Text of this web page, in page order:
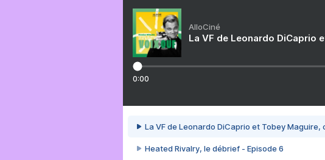
AlloCiné
La VF de Leonardo DiCaprio
0:00
La VF de Leonardo DiCaprio et Tobey
Heated Rivalry, le débrief - Episode 6